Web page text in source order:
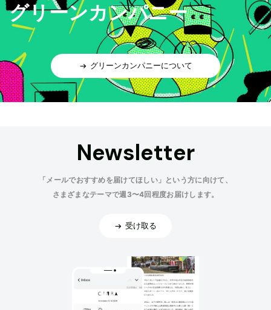
グリーンカンパニー
グリーンカンパニーについて
Newsletter
「メールでおすすめを届けてほしい」という方に向けて、
さまざまなテーマで週3〜4回程度お届けします。
受け取る